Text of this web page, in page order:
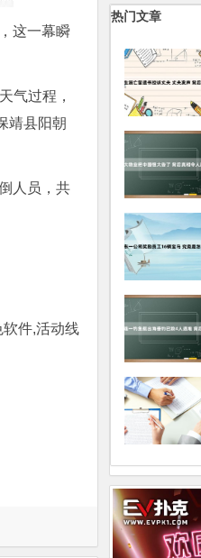
这一幕瞬
气过程，
靖县阳朝
人员，共
件,活动线
热门文章